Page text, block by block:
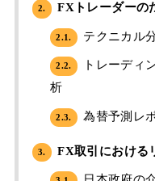
2. FXトレーダーの
2.1. テクニカル
2.2.
トレーディ
析
2.3. 為替予測レ
3. FX取引における